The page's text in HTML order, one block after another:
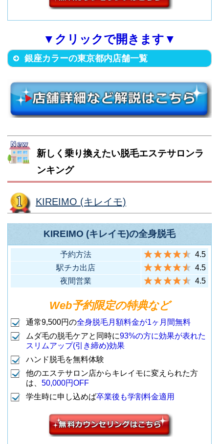
立川市曙町1-14-14 メサビル6F
（JR各線 立川駅北口から徒歩5
分）
町田モディ店
町田市原町田6-2-6 町田モディ5F
（JR各線 町田駅北口から徒歩3
分）
5 八王子店
（JR各線 八王子駅北口から徒歩
表参道店
歩3分）
10
上野プレミアム
店
（JR上野駅広小路口から徒歩6
分）
11 錦糸町店
墨田区江東橋4-25-7 JU錦糸町ビ
ル5F
分）
品川区東五反田5-27-3 第二野村
（JR山手線五反田駅から徒歩2
店舗名 住所
1 町田店
町田市中町1-1-3 町田リラビル4F
（JR各線 町田駅北口から徒歩6
武蔵野市吉祥寺本町1-13-10 アミ
ノビル4F
池袋東口店
（地下鉄 池袋駅東口から徒歩5
分）
台東区上野4-5-5 455上野ビル5F
（地下鉄 上野広小路駅A5出口か
6
渋谷区神宮前1-14-34 FPG links
歩1分）
▼クリックで開きます▼
銀座カラーの東京都内店舗一覧
直結）
銀座プレミア店
中央区銀座5-3-13 GINZA SS 85
ビル4F
（地下鉄銀座駅B9出口から徒歩2
新宿東口店
(22:30まで営
業)
新宿区新宿3-17-2 ヒューリック
新宿三丁目ビル4F(旧 SHINJUKU
GATES 4Ｆ)
新宿南口店
渋谷区代々木2-8-3 新宿GSビル8
F
（地下鉄新宿駅2番出口から徒歩
新しく乗り換えたい脱毛エステサロンラ
ンキング
KIREIMO (キレイモ)
KIREIMO (キレイモ)の全身脱毛
予約方法
4.5
駅チカ出店
4.5
夜間営業
4.5
Web予約限定の特典など
通常9,500円の全身脱毛月額料金が1ヶ月間無料
ムダ毛の脱毛ケアと同時に93%の方に効果が表れた
スリムアップ(引き締め)効果
ハンド脱毛を無料体験
他のエステサロン店からキレイモに変えられた方
は、 50,000円OFF
学生時に申し込めば卒業後も学割料金適用